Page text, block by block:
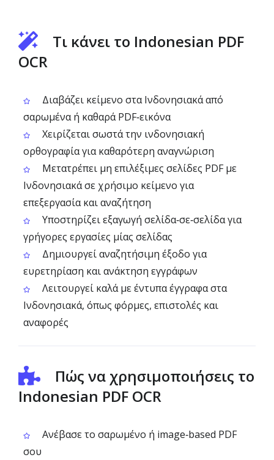
Τι κάνει το Indonesian PDF
OCR
Διαβάζει κείμενο στα Ινδονησιακά από
σαρωμένα ή καθαρά PDF‑εικόνα
Χειρίζεται σωστά την ινδονησιακή
ορθογραφία για καθαρότερη αναγνώριση
Μετατρέπει μη επιλέξιμες σελίδες PDF με
Ινδονησιακά σε χρήσιμο κείμενο για
επεξεργασία και αναζήτηση
Υποστηρίζει εξαγωγή σελίδα‑σε‑σελίδα για
γρήγορες εργασίες μίας σελίδας
Δημιουργεί αναζητήσιμη έξοδο για
ευρετηρίαση και ανάκτηση εγγράφων
Λειτουργεί καλά με έντυπα έγγραφα στα
Ινδονησιακά, όπως φόρμες, επιστολές και
αναφορές
Πώς να χρησιμοποιήσεις το
Indonesian PDF OCR
Ανέβασε το σαρωμένο ή image‑based PDF
σου